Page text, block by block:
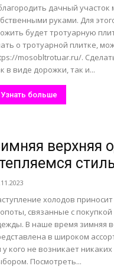
дачный участок
руками. Для
будет тротуарную
о тротуарной плитке,
mosobltrotuar.ru/.
в виде дорожки, так и...
Узнать больше
верхняя
холодов
связанные с
В наше время зимняя
в широком
у кого не возникает
Посмотреть...